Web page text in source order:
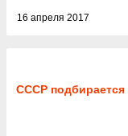
16 апреля 2017
СССР